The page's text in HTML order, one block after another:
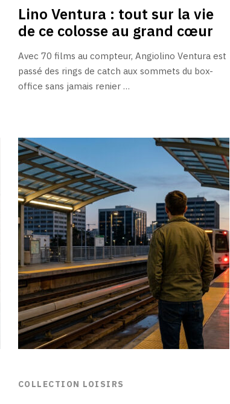
Lino Ventura : tout sur la vie
de ce colosse au grand cœur
Avec 70 films au compteur, Angiolino Ventura est
passé des rings de catch aux sommets du box-
office sans jamais renier …
COLLECTION LOISIRS